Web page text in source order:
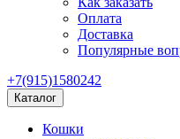
Оплата
Доставка
Популярные
+7(915)1580242
Каталог
Кошки